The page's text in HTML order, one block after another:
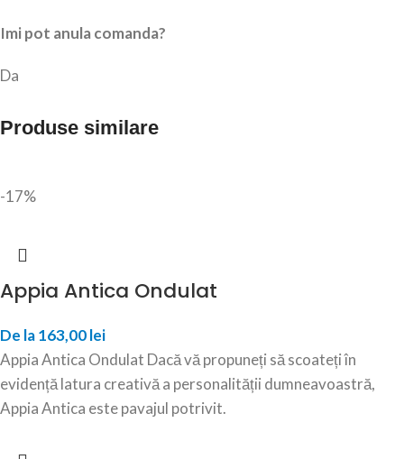
Imi pot anula comanda?
Da
Produse similare
-17%
Appia Antica Ondulat
De la163,00lei
Appia Antica Ondulat Dacă vă propuneți să scoateți în
evidență latura creativă a personalității dumneavoastră,
Appia Antica este pavajul potrivit.